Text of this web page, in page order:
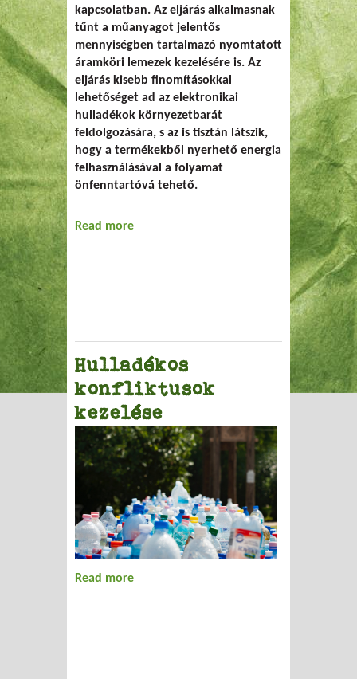
kapcsolatban. Az eljárás alkalmasnak
tűnt a műanyagot jelentős
mennyiségben tartalmazó nyomtatott
áramköri lemezek kezelésére is. Az
eljárás kisebb finomításokkal
lehetőséget ad az elektronikai
hulladékok környezetbarát
feldolgozására, s az is tisztán látszik,
hogy a termékekből nyerhető energia
felhasználásával a folyamat
önfenntartóvá tehető.
Read more about Nyomtatott áramköri lemezek
Hulladékos
konfliktusok
kezelése
Read more